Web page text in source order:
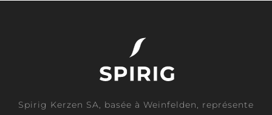
Spirig Kerzen SA, basée à Weinfelden, représente